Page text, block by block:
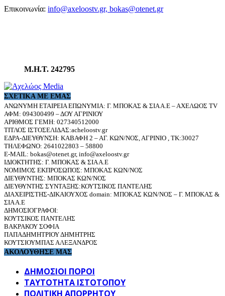
Επικοινωνία: info@axeloostv.gr, bokas@otenet.gr
Μ.Η.Τ. 242795
ΣΧΕΤΙΚΆ ΜΕ ΕΜΆΣ
ΑΝΩΝΥΜΗ ΕΤΑΙΡΕΙΑ ΕΠΩΝΥΜΙΑ: Γ. ΜΠΟΚΑΣ & ΣΙΑ Α.Ε – ΑΧΕΛΩΟΣ TV
ΑΦΜ: 094300499 – ΔΟΥ ΑΓΡΙΝΙΟΥ
ΑΡΙΘΜΟΣ ΓΕΜΗ: 027340512000
ΤΙΤΛΟΣ ΙΣΤΟΣΕΛΙΔΑΣ:acheloostv.gr
ΕΔΡΑ-ΔΙΕΥΘΥΝΣΗ: ΚΑΒΑΦΗ 2 – ΑΓ. ΚΩΝ/ΝΟΣ, ΑΓΡΙΝΙΟ , ΤΚ:30027
ΤΗΛΕΦΩΝΟ: 2641022803 – 58800
E-MAIL: bokas@otenet.gr, info@axeloostv.gr
ΙΔΙΟΚΤΗΤΗΣ: Γ. ΜΠΟΚΑΣ & ΣΙΑ Α.Ε
ΝΟΜΙΜΟΣ ΕΚΠΡΟΣΩΠΟΣ: ΜΠΟΚΑΣ ΚΩΝ/ΝΟΣ
ΔΙΕΥΘΥΝΤΗΣ: ΜΠΟΚΑΣ ΚΩΝ/ΝΟΣ
ΔΙΕΥΘΥΝΤΗΣ ΣΥΝΤΑΞΗΣ:ΚΟΥΤΣΙΚΟΣ ΠΑΝΤΕΛΗΣ
ΔΙΑΧΕΙΡΙΣΤΗΣ-ΔΙΚΑΙΟΥΧΟΣ domain: ΜΠΟΚΑΣ ΚΩΝ/ΝΟΣ – Γ. ΜΠΟΚΑΣ &
ΣΙΑ Α.Ε
ΔΗΜΟΣΙΟΓΡΑΦΟΙ:
ΚΟΥΤΣΙΚΟΣ ΠΑΝΤΕΛΗΣ
ΒΑΚΡΑΚΟΥ ΣΟΦΙΑ
ΠΑΠΑΔΗΜΗΤΡΙΟΥ ΔΗΜΗΤΡΗΣ
ΚΟΥΤΣΙΟΥΜΠΑΣ ΑΛΕΞΑΝΔΡΟΣ
ΑΚΟΛΟΥΘΗΣΕ ΜΑΣ
ΔΗΜΟΣΙΟΙ ΠΟΡΟΙ
ΤΑΥΤΌΤΗΤΑ ΙΣΤΌΤΟΠΟΥ
ΠΟΛΙΤΙΚΉ ΑΠΟΡΡΉΤΟΥ